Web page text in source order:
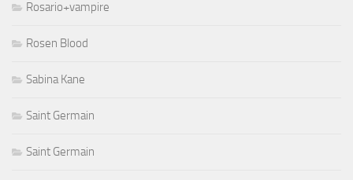
Rosario+vampire
Rosen Blood
Sabina Kane
Saint Germain
Saint Germain